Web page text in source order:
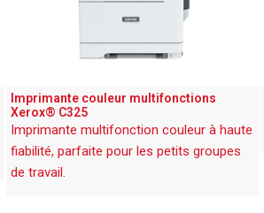
Imprimante couleur multifonctions
Xerox® C325
Imprimante multifonction couleur à haute
fiabilité, parfaite pour les petits groupes
de travail.